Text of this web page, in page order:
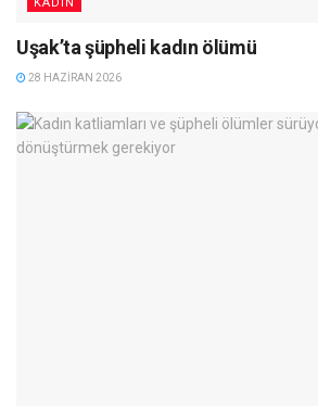
Uşak’ta şüpheli kadın ölümü
28 HAZIRAN 2026